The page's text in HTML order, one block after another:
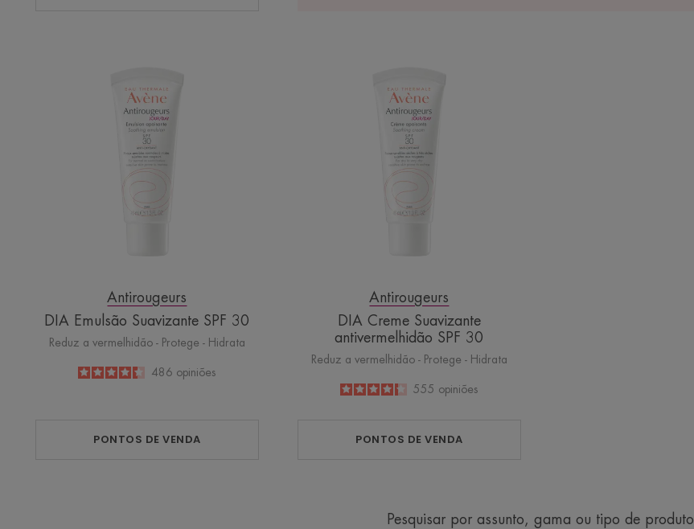
Suavizante
SPF
30
Antirougeurs
DIA Emulsão Suavizante SPF 30
Reduz a vermelhidão - Protege - Hidrata
4.4
/
5
486 opiniões
PONTOS DE VENDA
Suavizante
antivermelhidão
SPF
30
Antirougeurs
DIA Creme Suavizante
antivermelhidão SPF 30
Reduz a vermelhidão - Protege - Hidrata
4.2
/
5
555 opiniões
PONTOS DE VENDA
Pesquisar por assunto, gama ou tipo de produto